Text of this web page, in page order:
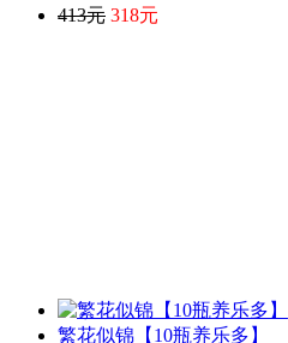
413元 318元
繁花似锦【10瓶养乐多】